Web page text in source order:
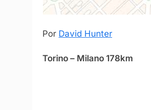
Por David Hunter
Torino – Milano 178km